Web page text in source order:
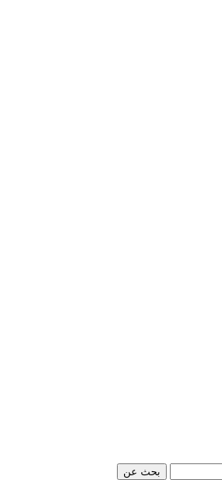
بحث عن